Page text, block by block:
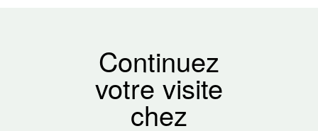
Continuez
votre visite
chez